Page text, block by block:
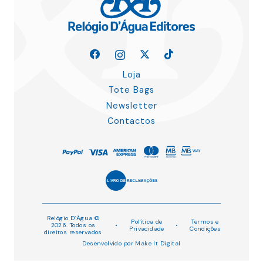
Loja
Tote Bags
Newsletter
Contactos
Relógio D’Água ©
2026. Todos os
direitos reservados
•
Política de
Privacidade
•
Termos e
Condições
Desenvolvido por Make It Digital